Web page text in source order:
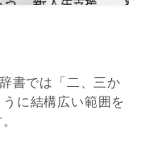
書では「二、三か
に結構広い範囲を